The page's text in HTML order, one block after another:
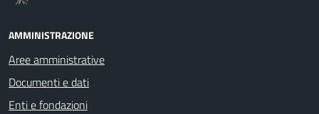
AMMINISTRAZIONE
Aree amministrative
Documenti e dati
Enti e fondazioni